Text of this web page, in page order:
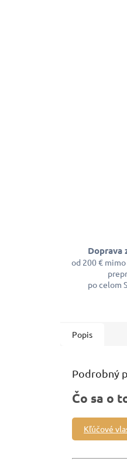
Doprava
od 200 €
po celom
Popis
Podrobný
Čo sa o
Kľúčové